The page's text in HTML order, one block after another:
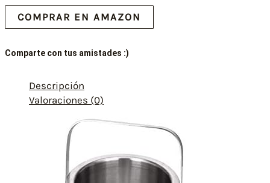
COMPRAR EN AMAZON
Comparte con tus amistades :)
Descripción
Valoraciones (0)